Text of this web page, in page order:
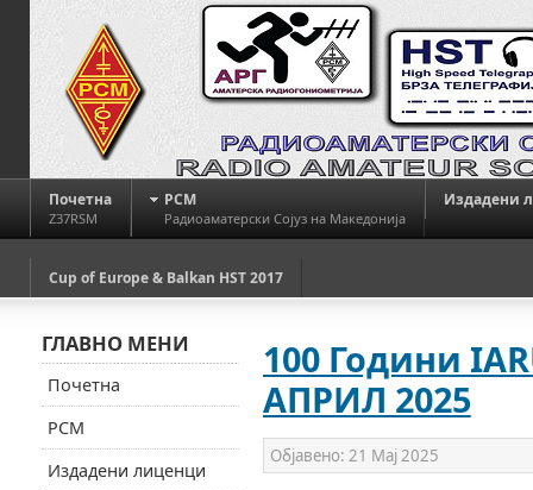
Почетна
Z37RSM
РСМ
Радиоаматерски Сојуз на Македонија
Издадени
Cup of Europe & Balkan HST 2017
100 Години
АПРИЛ 2025
Објавено: 21 Мај 2025
ГЛАВНО МЕНИ
Почетна
РСМ
Издадени лиценци